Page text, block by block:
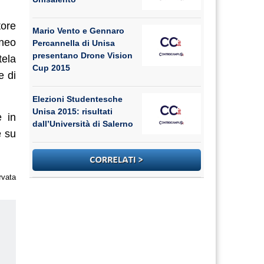
di
in
su
Mario Vento e Gennaro
Percannella di Unisa
presentano Drone Vision
Cup 2015
Elezioni Studentesche
Unisa 2015: risultati
dall’Università di Salerno